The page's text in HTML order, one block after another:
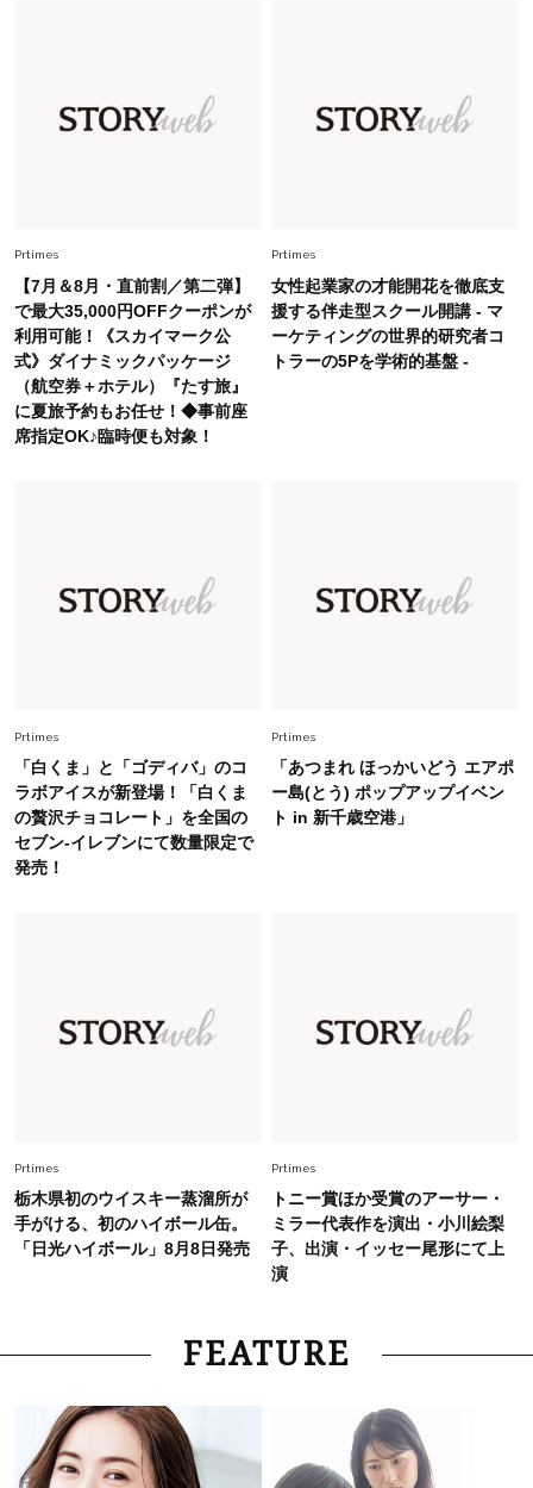
幸福感”に目が向いた」ライフスタイルも、服も
Fashion 2026.7.16
白黒でもこんなに華やぐ！40代、夏の「甘めト
ップス×パンツ」コーデ〈3選〉
Fashion
今、40代の「メガネ＆サングラス」のトレンド
に更新あり！“黒ぶち以外”が新定番に
旬着こなし3選。地味見え回避のコツは「バッグ
選び」！
Fashion 2026.7.9
スタイリストが本気で推す！40代がほどよく華
Prtimes
【7月＆8月・直前割／第二弾】
で最大35,000円OFFクーポンが
利用可能！《スカイマーク公
式》ダイナミックパッケージ
（航空券＋ホテル）『たす旅』
に夏旅予約もお任せ！◆事前座
席指定OK♪臨時便も対象！
Prtimes
女性起業家の才能開花を徹底支
援する伴走型スクール開講 - マ
ーケティングの世界的研究者コ
トラーの5Pを学術的基盤 -
Prtimes
「白くま」と「ゴディバ」のコ
ラボアイスが新登場！「白くま
の贅沢チョコレート」を全国の
セブン‐イレブンにて数量限定で
発売！
Prtimes
「あつまれ ほっかいどう エアポ
ー島(とう) ポップアップイベン
ト in 新千歳空港」
Prtimes
栃木県初のウイスキー蒸溜所が
手がける、初のハイボール缶。
「日光ハイボール」8月8日発売
Prtimes
トニー賞ほか受賞のアーサー・
ミラー代表作を演出・小川絵梨
子、出演・イッセー尾形にて上
演
FEATURE